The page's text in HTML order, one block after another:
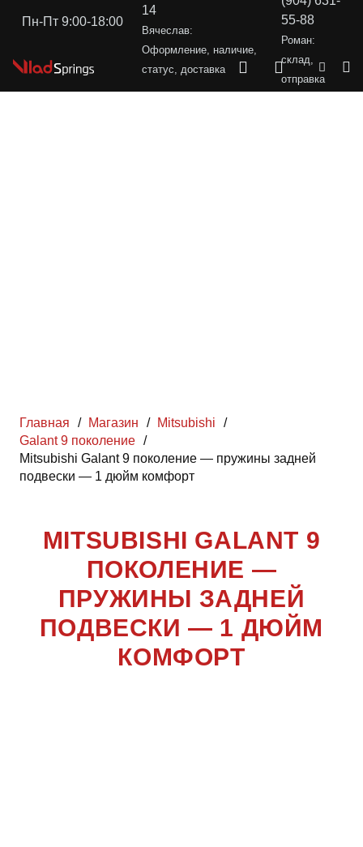
Пн-Пт 9:00-18:00
14
Вячеслав:
Оформление, наличие,
статус, доставка
55-88
Роман:
склад,
отправка
Главная / Магазин / Mitsubishi
/
Galant 9 поколение /
Mitsubishi Galant 9 поколение — пружины задней
подвески — 1 дюйм комфорт
MITSUBISHI GALANT 9
ПОКОЛЕНИЕ —
ПРУЖИНЫ ЗАДНЕЙ
ПОДВЕСКИ — 1 ДЮЙМ
КОМФОРТ